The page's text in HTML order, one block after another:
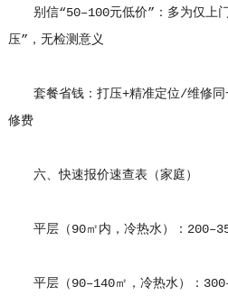
别信“50–100元低价”：多为仅上
压”，无检测意义
套餐省钱：打压+精准定位/维修同
修费
六、快速报价速查表（家庭）
平层（90㎡内，冷热水）：
平层（90–140㎡，冷热水）：